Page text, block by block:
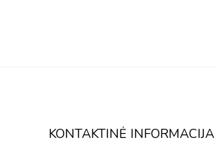
KONTAKTINĖ INFORMACIJA